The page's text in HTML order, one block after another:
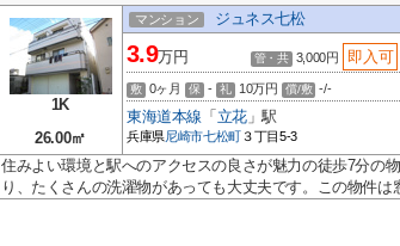
1K
26.00㎡
マンション ジュネス七松
3.9万円 管・共 3,000円 即入可
敷 0ヶ月 保 - 礼 10万円 償/敷 -/-
東海道本線 「 立花」駅
兵庫県尼崎市七松町 ３丁目5-3
住みよい環境と駅へのアクセスの良さが魅力の徒歩7分の
り、たくさんの洗濯物があっても大丈夫です。この物件は